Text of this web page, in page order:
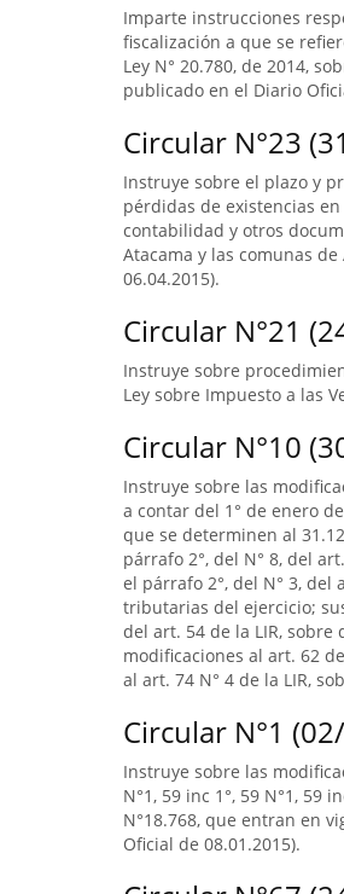
Imparte instrucciones
fiscalización a que se
Ley N° 20.780, de 2014,
publicado en el Diario
Circular N°23
Instruye sobre el plazo y
pérdidas de existencias
contabilidad y otros
Atacama y las comunas
06.04.2015).
Circular N°21
Instruye sobre
Ley sobre Impuesto a las
Circular N°10
Instruye sobre las
a contar del 1° de enero
que se determinen al
párrafo 2°, del N° 8, del
el párrafo 2°, del N° 3,
tributarias del ejercicio;
del art. 54 de la LIR,
modificaciones al art. 62
al art. 74 N° 4 de la LIR,
Circular N°1
Instruye sobre las
N°1, 59 inc 1°, 59 N°1, 59
N°18.768, que entran en
Oficial de 08.01.2015).